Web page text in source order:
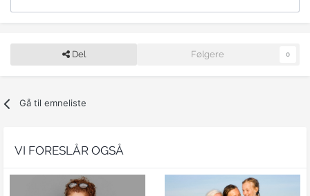
Del Følgere 0
Gå til emneliste
VI FORESLÅR OGSÅ